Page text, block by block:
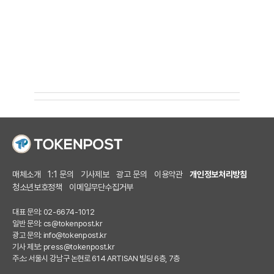
매체소개 1:1 문의 기사제보 광고 문의 이용약관
개인정보처리방침
청소년보호정책
이메일무단수집거부
대표 문의: 02-6674-1012
일반 문의: cs@tokenpost.kr
광고 문의: info@tokenpost.kr
기사 제보: press@tokenpost.kr
주소: 서울시 강남구 논현로 614 ARTISAN 빌딩 6층, 7층